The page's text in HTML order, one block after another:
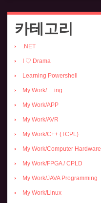
카테고리
.NET
I ♡ Drama
Learning Powershell
My Work/….ing
My Work/APP
My Work/AVR
My Work/C++ (TCPL)
My Work/Computer Hardware
My Work/FPGA / CPLD
My Work/JAVA Programming
My Work/Linux